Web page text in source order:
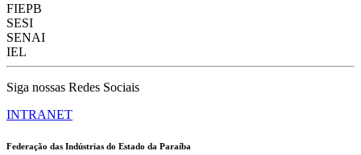
FIEPB
SESI
SENAI
IEL
Siga nossas Redes Sociais
INTRANET
Federação das Indústrias do Estado da Paraíba